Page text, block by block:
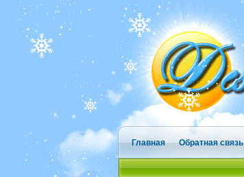
Главная Обратная связь